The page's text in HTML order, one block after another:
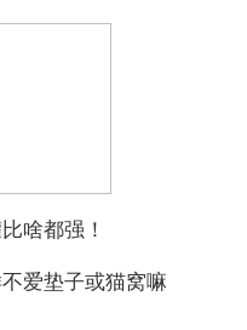
啥都强！
爱垫子或猫窝嘛